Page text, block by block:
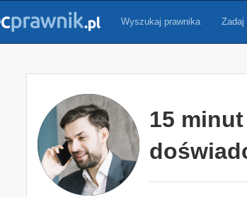
Wyszukaj prawnika Zadaj
15